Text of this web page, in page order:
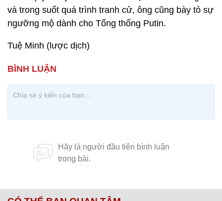
và trong suốt quá trình tranh cử, ông cũng bày tỏ sự
ngưỡng mộ dành cho Tổng thống Putin.
Tuệ Minh (lược dịch)